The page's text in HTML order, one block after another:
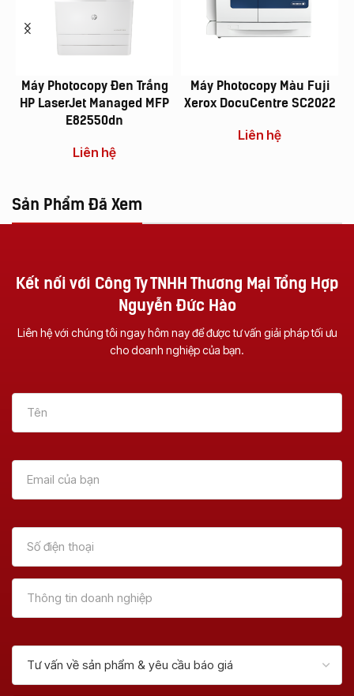
Máy Photocopy Đen Trắng
HP LaserJet Managed MFP
E82550dn
Liên hệ
Máy Photocopy Màu Fuji
Xerox DocuCentre SC2022
Liên hệ
Sản Phẩm Đã Xem
Kết nối với Công Ty TNHH Thương Mại Tổng Hợp
Nguyễn Đức Hào
Liên hệ với chúng tôi ngay hôm nay để được tư vấn giải pháp tối ưu
cho doanh nghiệp của bạn.